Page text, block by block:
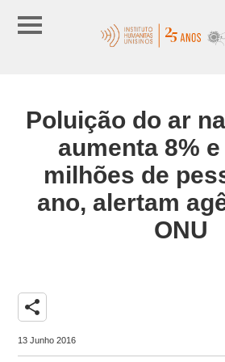
Poluição do ar
aumenta 8%
milhões de
ano, alertam
ONU
share
13 Junho 2016